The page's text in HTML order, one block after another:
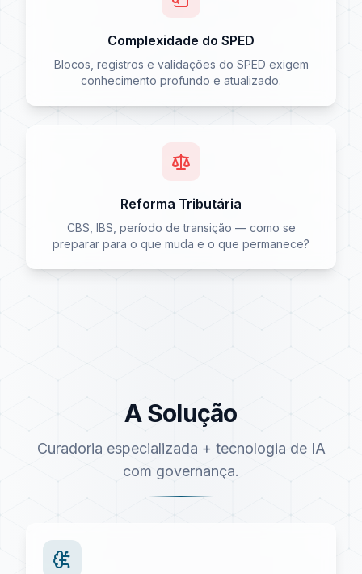
Complexidade do SPED
Blocos, registros e validações do SPED exigem
conhecimento profundo e atualizado.
Reforma Tributária
CBS, IBS, período de transição — como se
preparar para o que muda e o que permanece?
A Solução
Curadoria especializada + tecnologia de IA
com governança.